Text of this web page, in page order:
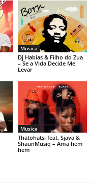
Musica
Dj Habias & Filho do Zua
– Se a Vida Decide Me
Levar
Musica
Thatohatsi feat. Sjava &
ShaunMusiq – Ama hem
hem